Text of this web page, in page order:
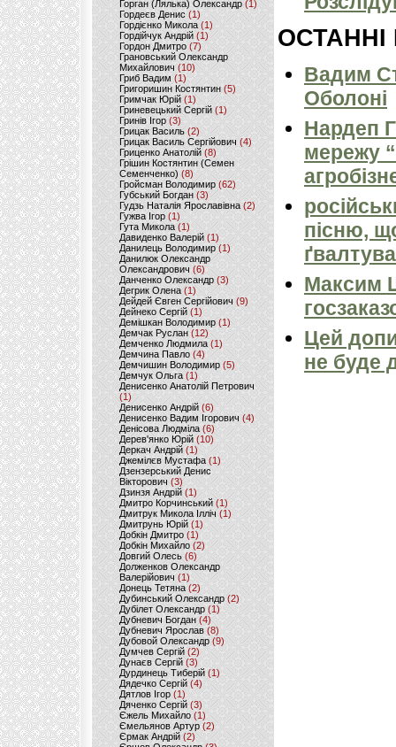
Горган (Лялька) Олександр(1)
Гордеєв Денис (1)
Гордієнко Микола (1)
Гордійчук Андрій (1)
Гордон Дмитро (7)
Грановський Олександр
Михайлович (10)
Гриб Вадим (1)
Григоришин Костянтин (5)
Гримчак Юрій(1)
Гриневецький Сергій(1)
Гринів Ігор (3)
Грицак Василь (2)
Грицак Василь Сергійович (4)
Гриценко Анатолій (8)
Грішин Костянтин (Семен
Семенченко)(8)
Гройсман Володимир(62)
Губський Богдан (3)
Гудзь Наталія Ярославівна(2)
Гужва Ігор (1)
Гута Микола (1)
Давиденко Валерій (1)
Данилець Володимир(1)
Данилюк Олександр
Олександрович (6)
Данченко Олександр (3)
Дегрик Олена(1)
Дейдей Євген Сергійович(9)
Дейнеко Сергій (1)
Демішкан Володимир(1)
Демчак Руслан (12)
Демченко Людмила (1)
Демчина Павло (4)
Демчишин Володимир (5)
Демчук Ольга(1)
Денисенко Анатолій Петрович
(1)
Денисенко Андрій (6)
Денисенко Вадим Ігорович (4)
Денісова Людміла(6)
Дерев'янко Юрій(10)
Деркач Андрій(1)
Джемілєв Мустафа (1)
Дзензерський Денис
Вікторович (3)
Дзинзя Андрій (1)
Дмитро Корчинський (1)
Дмитрук Микола Ілліч (1)
Дмитрунь Юрій (1)
Добкін Дмитро(1)
Добкін Михайло (2)
Довгий Олесь (6)
Долженков Олександр
Валерійович (1)
Донець Тетяна (2)
Дубинський Олександр(2)
Дубілет Олександр (1)
Дубневич Богдан (4)
Дубневич Ярослав (8)
Дубовой Олександр(9)
Думчев Сергій (2)
Дунаєв Сергій(3)
Дурдинець Тиберій (1)
Дядечко Сергій (4)
Дятлов Ігор (1)
Дяченко Сергій (3)
Єжель Михайло (1)
Ємельянов Артур (2)
Єрмак Андрій (2)
ОСТАННІ
Вадим
Оболоні
Нардеп
мережу
пісню,
Максим
Цей
не буде